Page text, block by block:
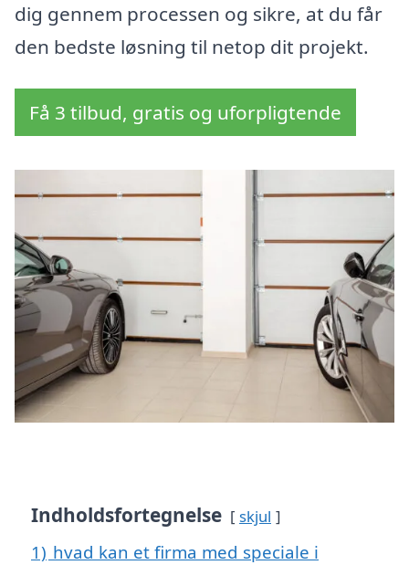
dig gennem processen og sikre, at du får
den bedste løsning til netop dit projekt.
Få 3 tilbud, gratis og uforpligtende
Indholdsfortegnelse skjul
1) hvad kan et firma med speciale i